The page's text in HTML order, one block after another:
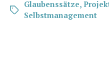
Glaubenssätze,
Selbstmanagement